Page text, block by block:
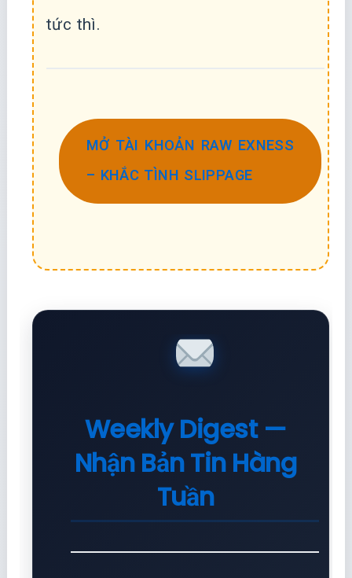
tức thì.
MỞ TÀI KHOẢN RAW EXNESS
– KHẮC TÌNH SLIPPAGE
Weekly Digest —
Nhận Bản Tin Hàng
Tuần